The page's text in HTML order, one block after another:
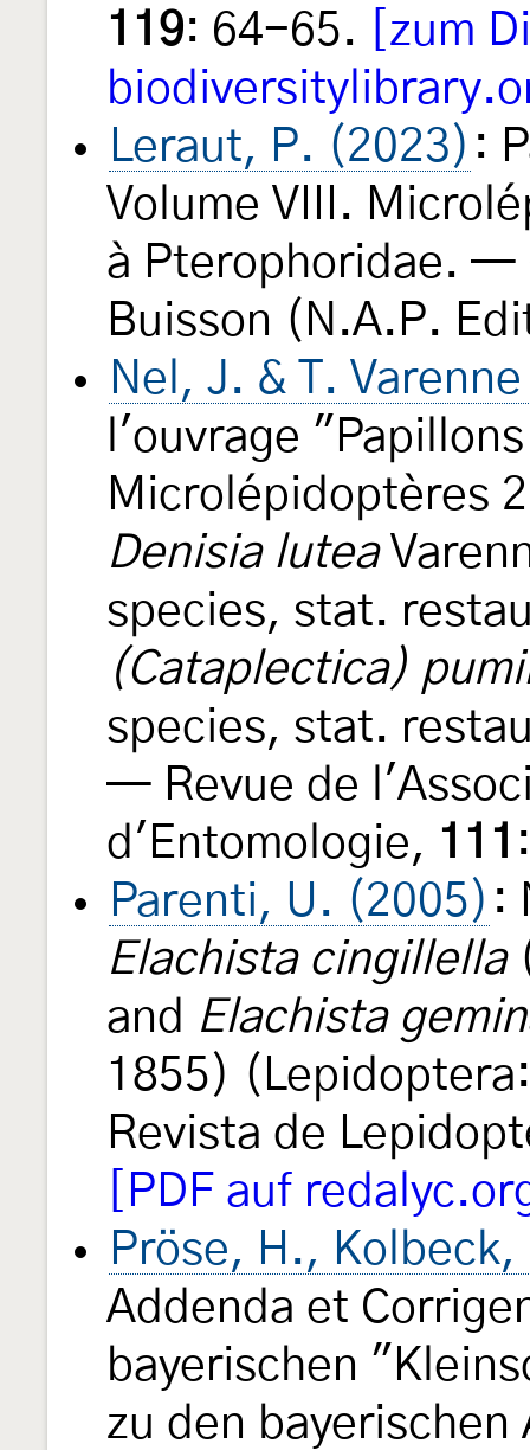
119: 64-65.
[zum
Leraut, P. (2023) :
Volume VIII.
à Pterophoridae. —
Buisson (N.A.P.
Nel, J. & T.
l'ouvrage
Microlépidoptères
Denisia lutea
species, stat.
(Cataplectica)
species, stat.
— Revue de
d'Entomologie, 111
Parenti, U. (2005) :
Elachista cingillella
and Elachista
1855)
Revista de
[PDF auf
Pröse, H.,
Addenda et
bayerischen
zu den bayerischen